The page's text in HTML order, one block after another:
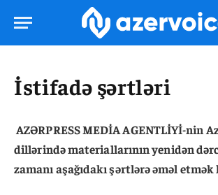
İstifadə şərtləri
AZƏRPRESS MEDİA AGENTLİYİ-nin
dillərində materiallarının yenidən
zamanı aşağıdakı şərtlərə əməl etmək